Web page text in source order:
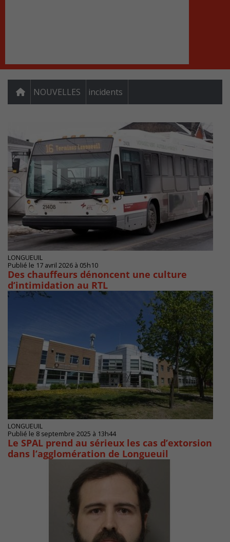
NOUVELLES incidents
LONGUEUIL
Publié le 17 avril 2026 à 05h10
Des chauffeurs dénoncent une culture
d’intimidation au RTL
LONGUEUIL
Publié le 8 septembre 2025 à 13h44
Le SPAL prend au sérieux les cas d’extorsion
dans l’agglomération de Longueuil